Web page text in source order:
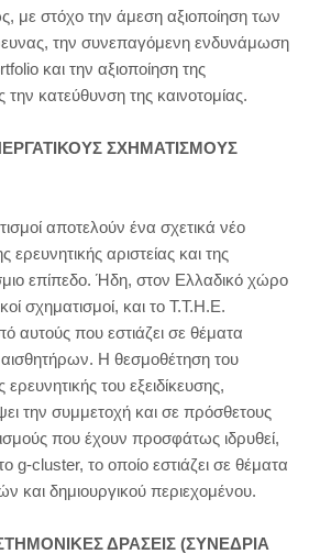
με στόχο την άμεση αξιοποίηση των
την συνεπαγόμενη ενδυνάμωση
και την αξιοποίηση της
κατεύθυνση της καινοτομίας.
ΣΧΗΜΑΤΙΣΜΟΥΣ
αποτελούν ένα σχετικά νέο
αριστείας και της
επίπεδο. Ήδη, στον Ελλαδικό χώρο
σχηματισμοί, και το Τ.Τ.Η.Ε.
αυτούς που εστιάζει σε θέματα
αισθητήρων. Η θεσμοθέτηση του
του εξειδίκευσης,
την συμμετοχή και σε πρόσθετους
που έχουν προσφάτως ιδρυθεί,
g-cluster, το οποίο εστιάζει σε θέματα
και δημιουργικού περιεχομένου.
ΔΡΑΣΕΙΣ (ΣΥΝΕΔΡΙΑ